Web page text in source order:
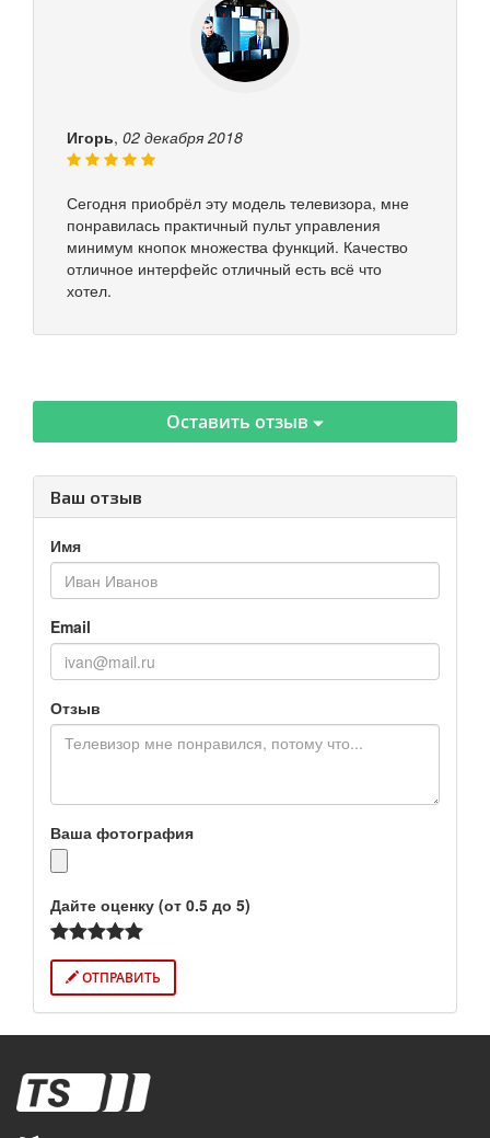
Игорь, 02 декабря 2018
Сегодня приобрёл эту модель телевизора, мне
понравилась практичный пульт управления
минимум кнопок множества функций. Качество
отличное интерфейс отличный есть всё что
хотел.
Оставить отзыв
Ваш отзыв
Имя
Email
Отзыв
Ваша фотография
Дайте оценку (от 0.5 до 5)
ОТПРАВИТЬ